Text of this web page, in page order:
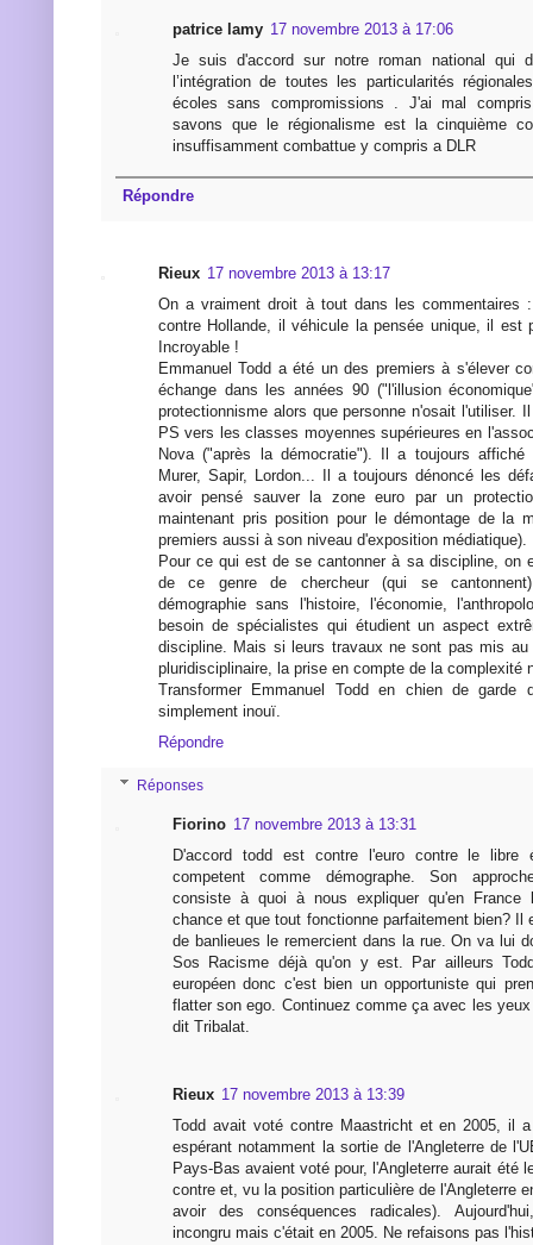
patrice lamy 17 novembre 2013 à 17:06
Je suis d'accord sur notre roman national qui
l’intégration de toutes les particularités
écoles sans compromissions . J'ai mal
savons que le régionalisme est la cinquième
insuffisamment combattue y compris a DLR
Répondre
Rieux 17 novembre 2013 à 13:17
On a vraiment droit à tout dans les commentaires
contre Hollande, il véhicule la pensée unique, il est
Incroyable !
Emmanuel Todd a été un des premiers à s'élever
échange dans les années 90 ("l'illusion
protectionnisme alors que personne n'osait l'utiliser.
PS vers les classes moyennes supérieures en
Nova ("après la démocratie"). Il a toujours
Murer, Sapir, Lordon... Il a toujours dénoncé les
avoir pensé sauver la zone euro par un
maintenant pris position pour le démontage de la
premiers aussi à son niveau d'exposition médiatique).
Pour ce qui est de se cantonner à sa discipline, on
de ce genre de chercheur (qui se
démographie sans l'histoire, l'économie,
besoin de spécialistes qui étudient un aspect
discipline. Mais si leurs travaux ne sont pas mis au
pluridisciplinaire, la prise en compte de la complexité
Transformer Emmanuel Todd en chien de garde
simplement inouï.
Répondre
Réponses
Fiorino 17 novembre 2013 à 13:31
D'accord todd est contre l'euro contre le libre
competent comme démographe. Son
consiste à quoi à nous expliquer qu'en France
chance et que tout fonctionne parfaitement bien? Il
de banlieues le remercient dans la rue. On va lui
Sos Racisme déjà qu'on y est. Par ailleurs
européen donc c'est bien un opportuniste qui
flatter son ego. Continuez comme ça avec les
dit Tribalat.
Rieux 17 novembre 2013 à 13:39
Todd avait voté contre Maastricht et en 2005, il
espérant notamment la sortie de l'Angleterre de
Pays-Bas avaient voté pour, l'Angleterre aurait été
contre et, vu la position particulière de l'Angleterre
avoir des conséquences radicales).
incongru mais c'était en 2005. Ne refaisons pas